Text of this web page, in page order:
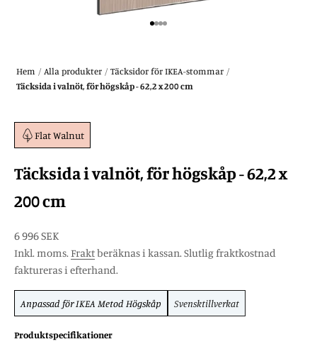
Gå till 1
Gå till 2
Gå till 3
Gå till 4
Hem / Alla produkter / Täcksidor för IKEA-stommar /
Täcksida i valnöt, för högskåp - 62,2 x 200 cm
Flat Walnut
Täcksida i valnöt, för högskåp - 62,2 x
200 cm
REA-pris
6 996 SEK
Inkl. moms.Fraktberäknas i kassan. Slutlig fraktkostnad
faktureras i efterhand.
Anpassad förIKEA Metod Högskåp Svensktillverkat
Produktspecifikationer